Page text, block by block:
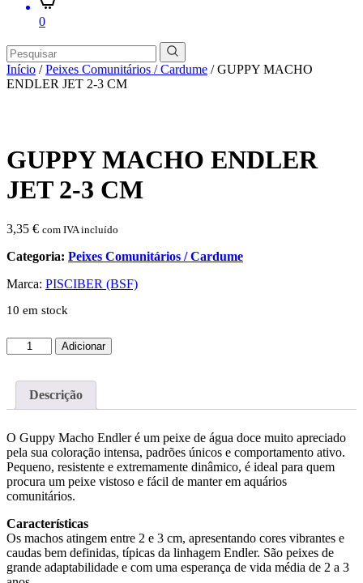
0
Início /Peixes Comunitários / Cardume / GUPPY MACHO
ENDLER JET 2-3 CM
GUPPY MACHO ENDLER
JET 2-3 CM
3,35 € com IVA incluído
Categoria: Peixes Comunitários / Cardume
Marca: PISCIBER (BSF)
10 em stock
Quantidade
de
MACHO
ENDLER
2-
3
CM
Adicionar
Descrição
O Guppy Macho Endler é um peixe de água doce muito apreciado
pela sua coloração intensa, padrões únicos e comportamento ativo.
Pequeno, resistente e extremamente dinâmico, é ideal para quem
procura um peixe vistoso e fácil de manter em aquários
comunitários.
Características
Os machos atingem entre 2 e 3 cm, apresentando cores vibrantes e
caudas bem definidas, típicas da linhagem Endler. São peixes de
grande adaptabilidade e com uma esperança de vida média de 2 a 3